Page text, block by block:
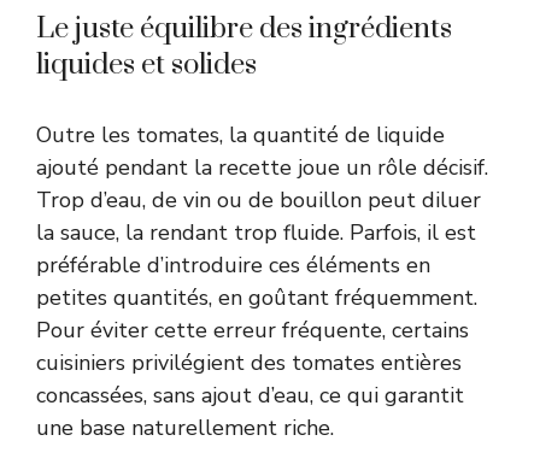
Le juste équilibre des ingrédients
liquides et solides
Outre les tomates, la quantité de liquide
ajouté pendant la recette joue un rôle décisif.
Trop d’eau, de vin ou de bouillon peut diluer
la sauce, la rendant trop fluide. Parfois, il est
préférable d’introduire ces éléments en
petites quantités, en goûtant fréquemment.
Pour éviter cette erreur fréquente, certains
cuisiniers privilégient des tomates entières
concassées, sans ajout d’eau, ce qui garantit
une base naturellement riche.